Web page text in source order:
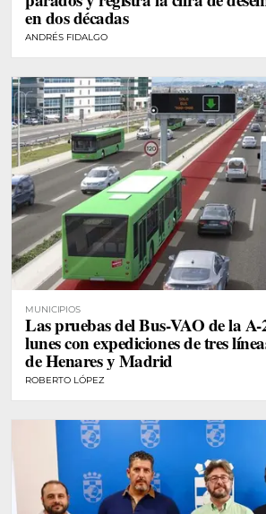
en dos décadas
ANDRÉS FIDALGO
MUNICIPIOS
Las pruebas del Bus-VAO de la
lunes con expediciones de tres
de Henares y Madrid
ROBERTO LÓPEZ